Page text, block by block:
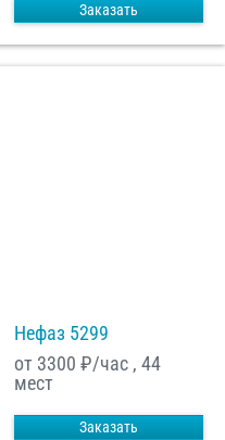
Заказать
Нефаз 5299
от 3300 ₽/час , 44
мест
Заказать